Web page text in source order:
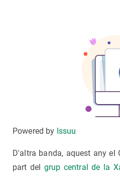
Powered by Issuu
D'altra banda, aquest any el
part del grup central de la